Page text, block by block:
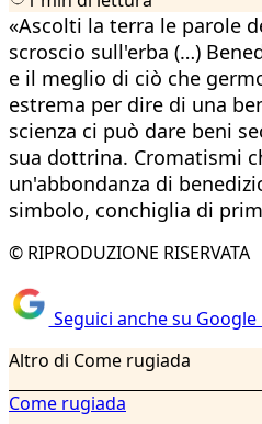
«Ascolti la terra le parole
scroscio sull'erba (…)
e il meglio di ciò che
estrema per dire di una
scienza ci può dare beni
sua dottrina. Cromatismi
un'abbondanza di
simbolo, conchiglia di
© RIPRODUZIONE RISERVATA
Seguici anche su
Altro di Come rugiada
Come rugiada